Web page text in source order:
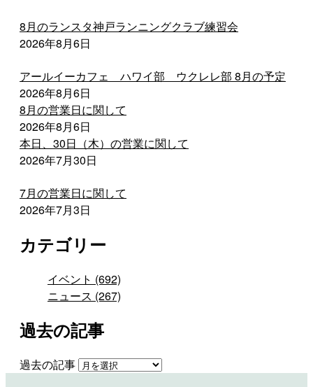
8月のランスタ神戸ランニングクラブ練習会
2026年8月6日
アールイーカフェ ハワイ部 ウクレレ部 8月の予定
2026年8月6日
8月の営業日に関して
2026年8月6日
本日、30日（木）の営業に関して
2026年7月30日
7月の営業日に関して
2026年7月3日
カテゴリー
イベント (692)
ニュース (267)
過去の記事
過去の記事